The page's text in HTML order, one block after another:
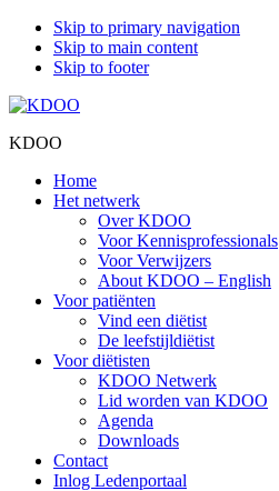
Skip to primary navigation
Skip to main content
Skip to footer
KDOO
Home
Het netwerk
Over KDOO
Voor Kennisprofessionals
Voor Verwijzers
About KDOO – English
Voor patiënten
Vind een diëtist
De leefstijldiëtist
Voor diëtisten
KDOO Netwerk
Lid worden van KDOO
Agenda
Downloads
Contact
Inlog Ledenportaal